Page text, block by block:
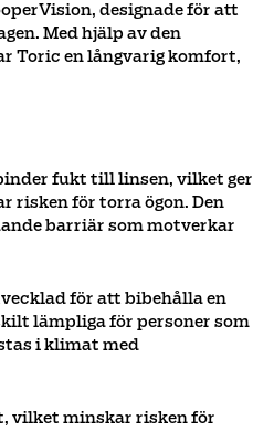
designade för att
Med hjälp av den
Toric en långvarig komfort,
fukt till linsen, vilket ger
risken för torra ögon. Den
barriär som motverkar
för att bibehålla en
lämpliga för personer som
i klimat med
vilket minskar risken för